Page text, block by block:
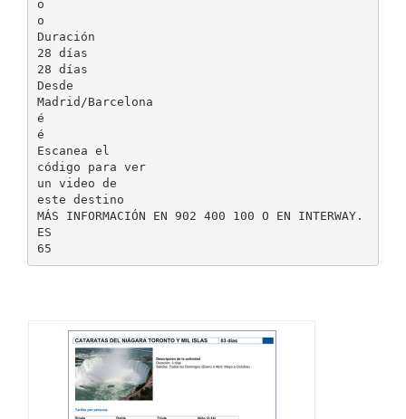
o
o
Duración
28 días
28 días
Desde
Madrid/Barcelona
é
é
Escanea el
código para ver
un video de
este destino
MÁS INFORMACIÓN EN 902 400 100 O EN INTERWAY.
ES